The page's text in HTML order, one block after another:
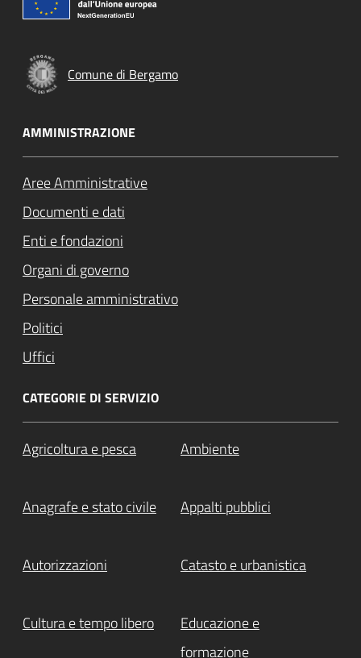
Comune di Bergamo
AMMINISTRAZIONE
Aree Amministrative
Documenti e dati
Enti e fondazioni
Organi di governo
Personale amministrativo
Politici
Uffici
CATEGORIE DI SERVIZIO
Agricoltura e pesca Ambiente
Anagrafe e stato civile Appalti pubblici
Autorizzazioni Catasto e urbanistica
Cultura e tempo libero
Educazione e
formazione